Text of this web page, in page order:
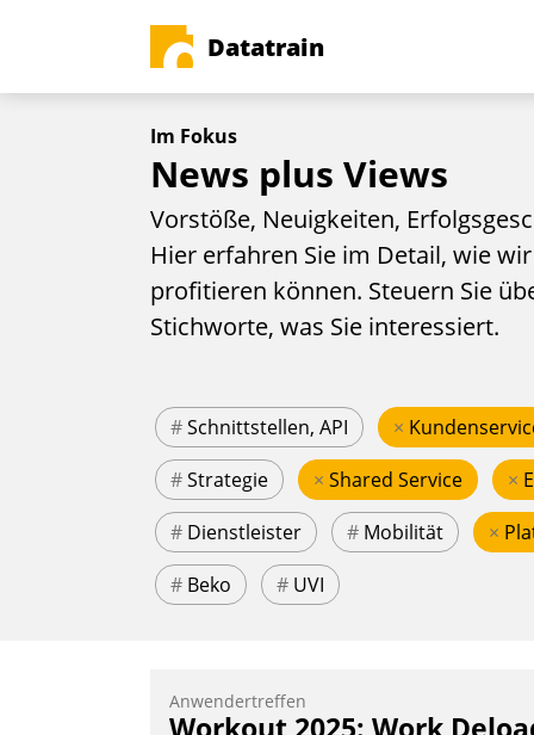
Datatrain
Im Fokus
News plus Views
Vorstöße, Neuigkeiten,
Hier erfahren Sie im Detail, wie
profitieren können. Steuern Sie
Stichworte, was Sie interessiert.
#Schnittstellen, API ×
#Strategie × Shared Service ×
# Dienstleister # Mobilität ×
# Beko # UVI
Anwendertreffen